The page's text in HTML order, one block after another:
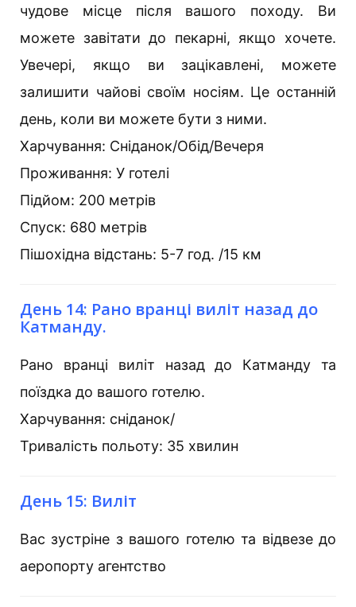
чудове місце після вашого походу. Ви
можете завітати до пекарні, якщо хочете.
Увечері, якщо ви зацікавлені, можете
залишити чайові своїм носіям. Це останній
день, коли ви можете бути з ними.
Харчування: Сніданок/Обід/Вечеря
Проживання: У готелі
Підйом: 200 метрів
Спуск: 680 метрів
Пішохідна відстань: 5-7 год. /15 км
День 14: Рано вранці виліт назад до
Катманду.
Рано вранці виліт назад до Катманду та
поїздка до вашого готелю.
Харчування: сніданок/
Тривалість польоту: 35 хвилин
День 15: Виліт
Вас зустріне з вашого готелю та відвезе до
аеропорту агентство